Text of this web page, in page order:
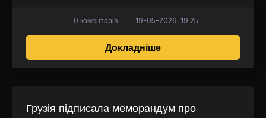
Докладнішепро Бен Фіш:
0 коментарів 19-05-2026, 19:25
Грузія підписала меморандум про